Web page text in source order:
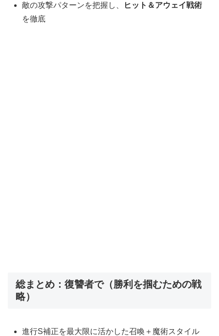
敵の攻撃パターンを把握し、
ヒット＆アウェイ戦術
を徹底
総まとめ：復讐者で（勝利を掴むための戦
略）
進行S補正を最大限に活かした召喚＋魔術スタイル